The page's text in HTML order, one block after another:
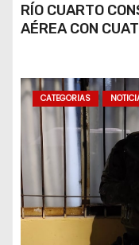
RÍO CUARTO
AÉREA CON
CATEGORIAS